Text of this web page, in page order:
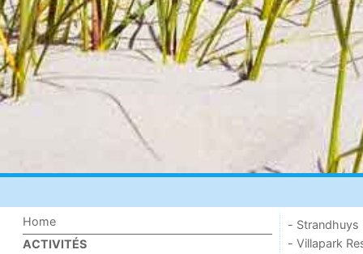
Home
ACTIVITÉS
- Strandhuys
- Villapark